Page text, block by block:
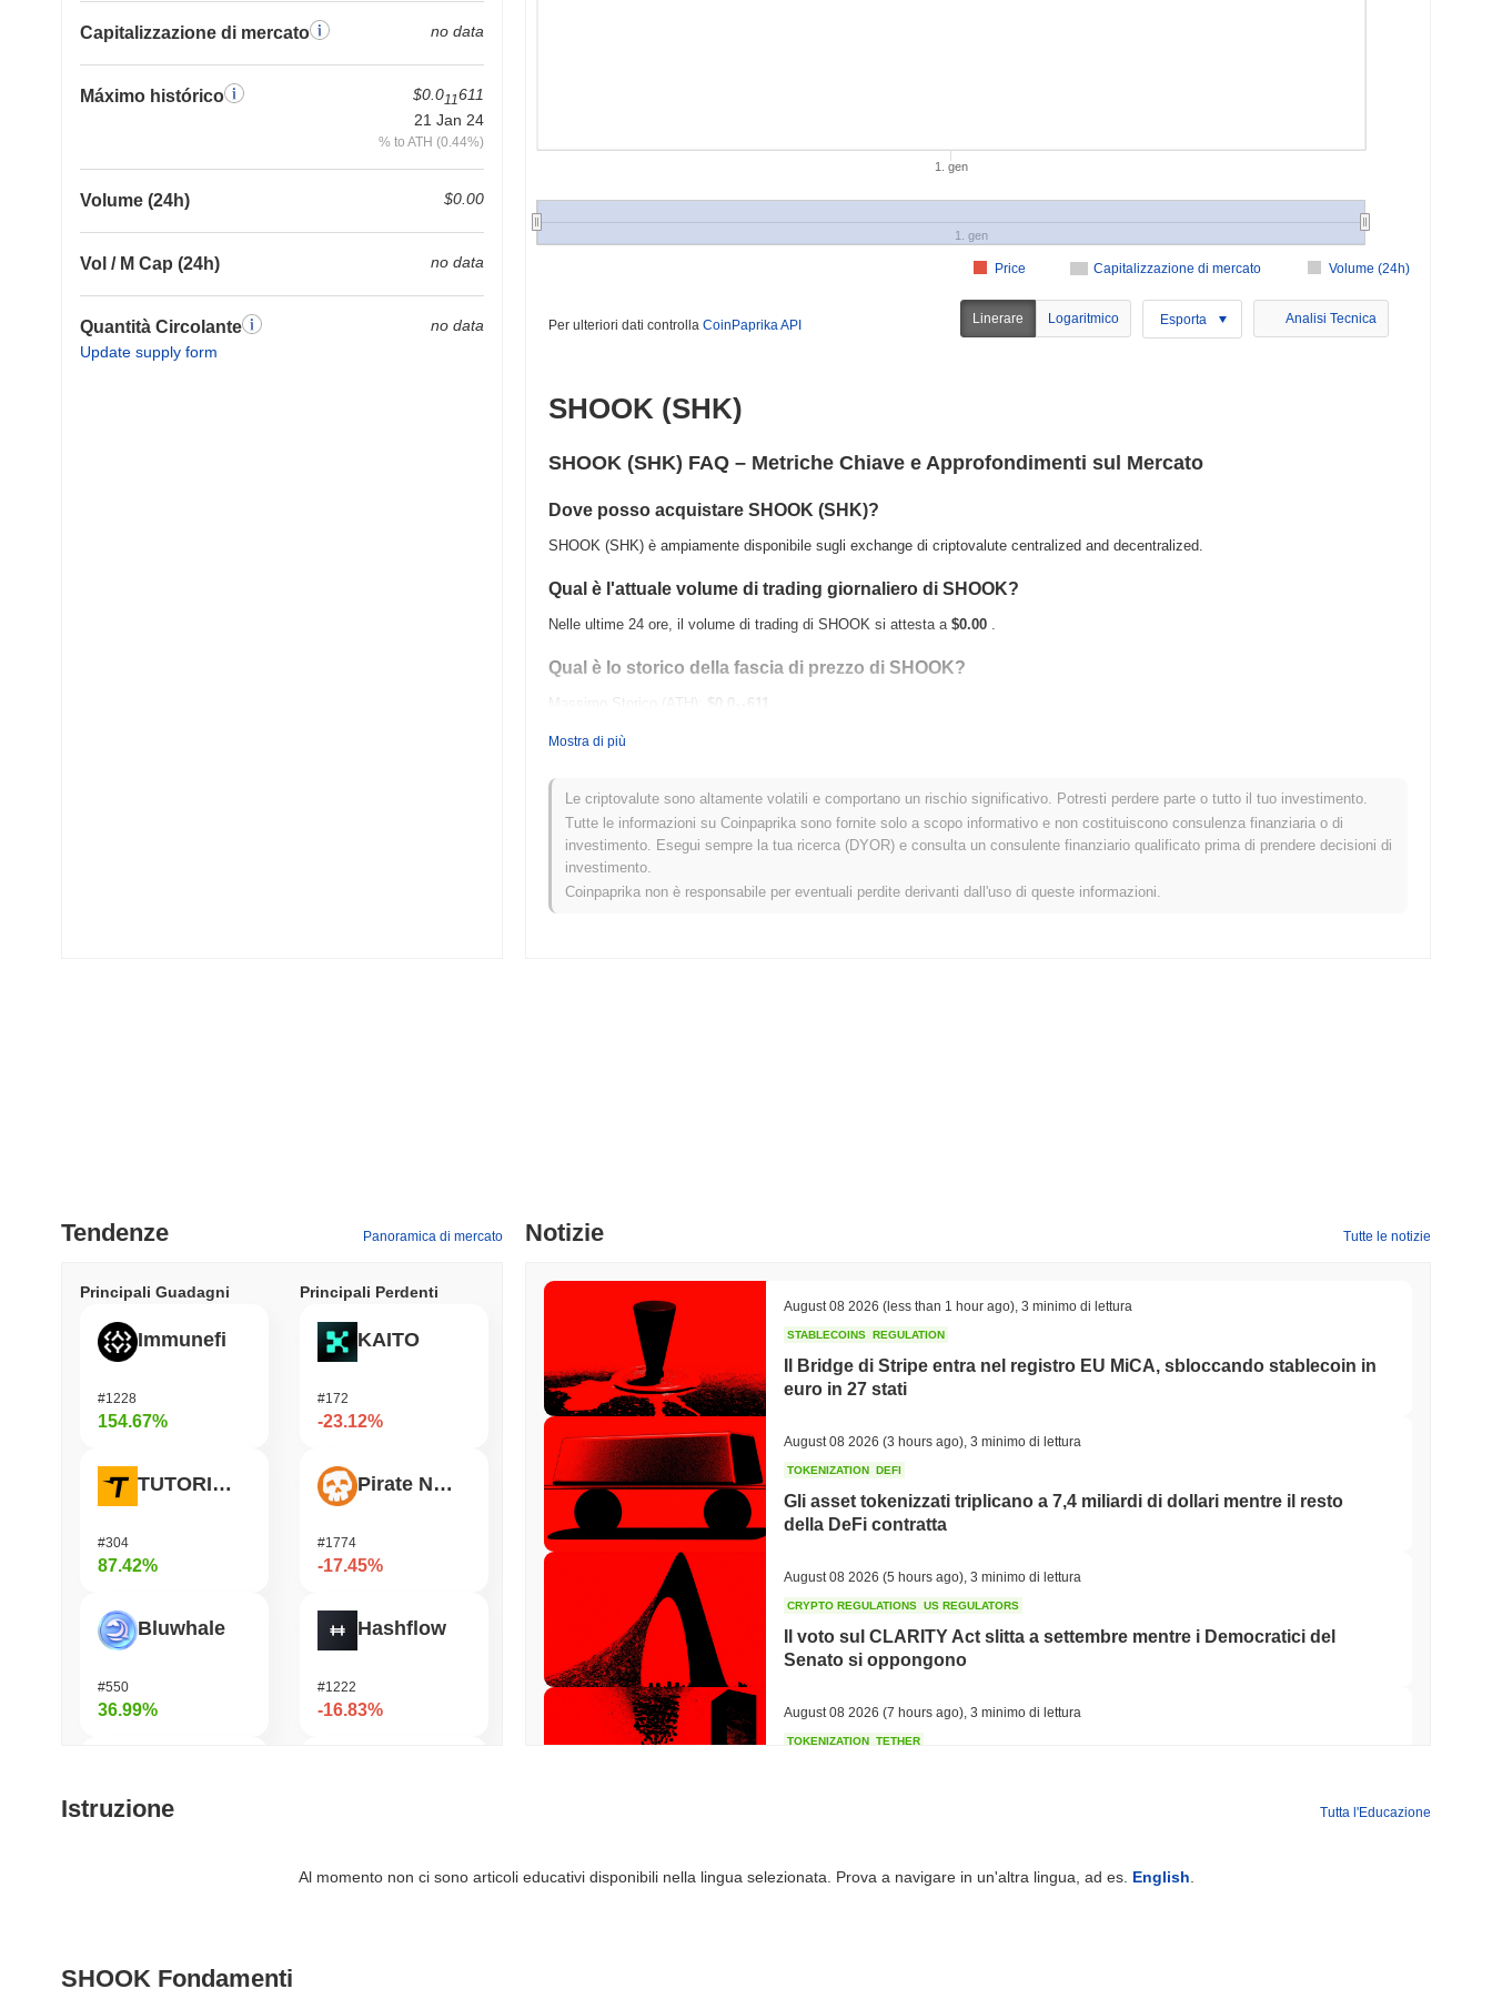
Capitalizzazione di mercato no data
Máximo histórico $0.011611
21 Jan 24
% to ATH (0.44%)
Volume (24h) $0.00
Vol / M Cap (24h) no data
Quantità Circolante
Update supply form
no data
Capitalizzazione di mercato Volume (24h)
Price
1. gen
1. gen
Per ulteriori dati controlla CoinPaprika API Linerare Logaritmico Esporta Analisi Tecnica
SHOOK (SHK)
SHOOK (SHK) FAQ – Metriche Chiave e Approfondimenti sul Mercato
Dove posso acquistare SHOOK (SHK)?
SHOOK (SHK) è ampiamente disponibile sugli exchange di criptovalute centralized and decentralized.
Qual è l'attuale volume di trading giornaliero di SHOOK?
Nelle ultime 24 ore, il volume di trading di SHOOK si attesta a $0.00 .
Qual è lo storico della fascia di prezzo di SHOOK?
Massimo Storico (ATH): $0.0
611
Come si sta comportando SHOOK rispetto al mercato crypto più ampio?
Negli ultimi 7 giorni, SHOOK ha guadagnato0.00%, superando il mercato crypto complessivo che ha registrato un calo del0.10% .
Ciò indica una forte performance nell'azione del prezzo di SHK rispetto allo slancio del mercato più ampio.
Mostra di più
Le criptovalute sono altamente volatili e comportano un rischio significativo. Potresti perdere parte o tutto il tuo investimento.
Tutte le informazioni su Coinpaprika sono fornite solo a scopo informativo e non costituiscono consulenza finanziaria o di
investimento. Esegui sempre la tua ricerca (DYOR) e consulta un consulente finanziario qualificato prima di prendere decisioni di
investimento.
Coinpaprika non è responsabile per eventuali perdite derivanti dall'uso di queste informazioni.
Tendenze Panoramica di mercato
Principali Guadagni
Immunefi
#1228
154.67%
TUTORIAL
#304
87.42%
Bluwhale
#550
36.99%
#363
Principali Perdenti
KAITO
#172
-23.12%
Pirate Nation Token
#1774
-17.45%
Hashflow
#1222
-16.83%
Notizie Tutte le notizie
August 08 2026 (less than 1 hour ago) 3 minimo di lettura
STABLECOINS REGULATION
Il Bridge di Stripe entra nel registro EU MiCA, sbloccando stablecoin in
euro in 27 stati
August 08 2026 (3 hours ago) 3 minimo di lettura
TOKENIZATION DEFI
Gli asset tokenizzati triplicano a 7,4 miliardi di dollari mentre il resto
della DeFi contratta
August 08 2026 (5 hours ago) 3 minimo di lettura
CRYPTO REGULATIONS US REGULATORS
Il voto sul CLARITY Act slitta a settembre mentre i Democratici del
Senato si oppongono
August 08 2026 (7 hours ago) 3 minimo di lettura
TOKENIZATION TETHER
COINBASE TRADING
Istruzione Tutta l'Educazione
Al momento non ci sono articoli educativi disponibili nella lingua selezionata. Prova a navigare in un'altra lingua, ad es. English
SHOOK Fondamenti